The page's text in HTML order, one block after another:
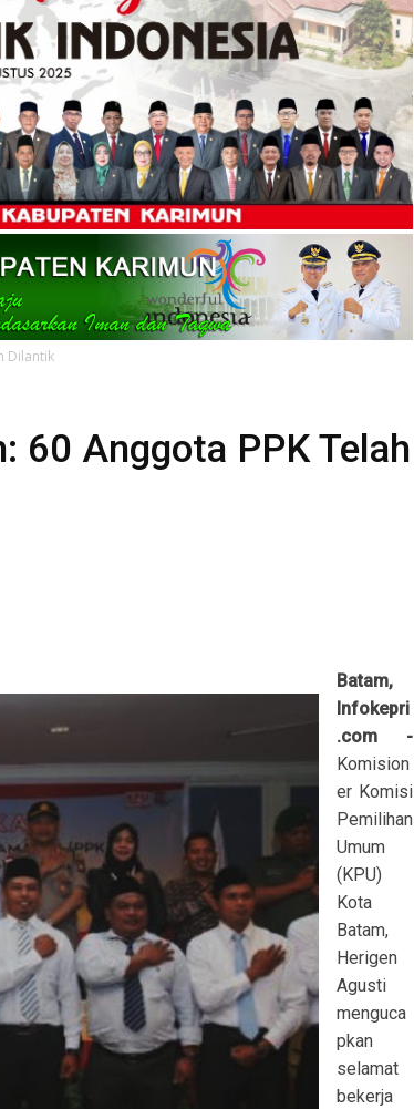
Dilantik
60 Anggota PPK Telah
Batam,
Infokepri
.com -
Komision
er Komisi
Pemilihan
Umum
(KPU)
Kota
Batam,
Herigen
Agusti
menguca
pkan
selamat
bekerja